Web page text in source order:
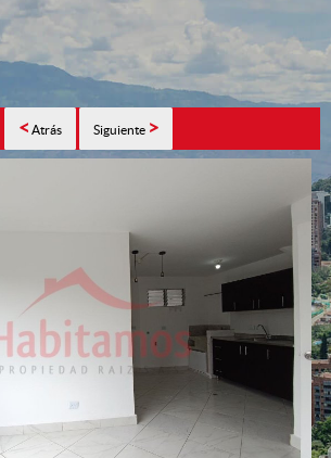
< Atrás Siguiente >